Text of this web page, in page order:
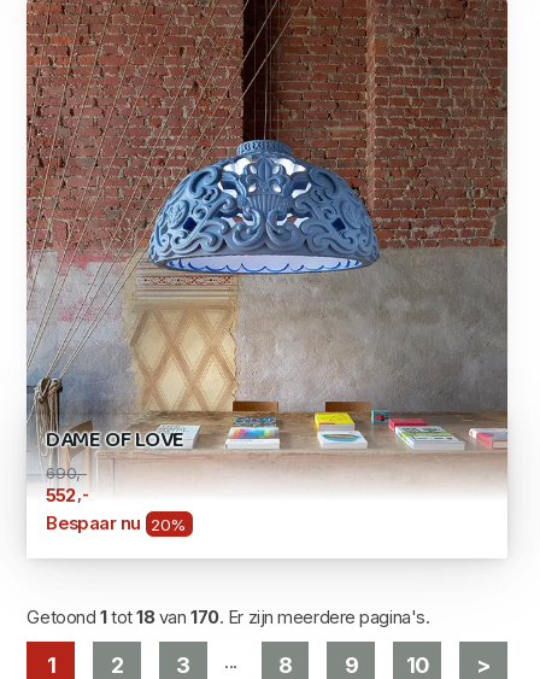
DAME OF LOVE
690,-
552,-
Bespaar nu 20%
Getoond 1tot18van170. Er zijn meerdere pagina's.
1 2 3 ... 8 9 10 >